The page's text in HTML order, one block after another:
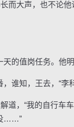
大声，也不论
值岗任务。他明
知，王去，“李
，“我的自行车
……”